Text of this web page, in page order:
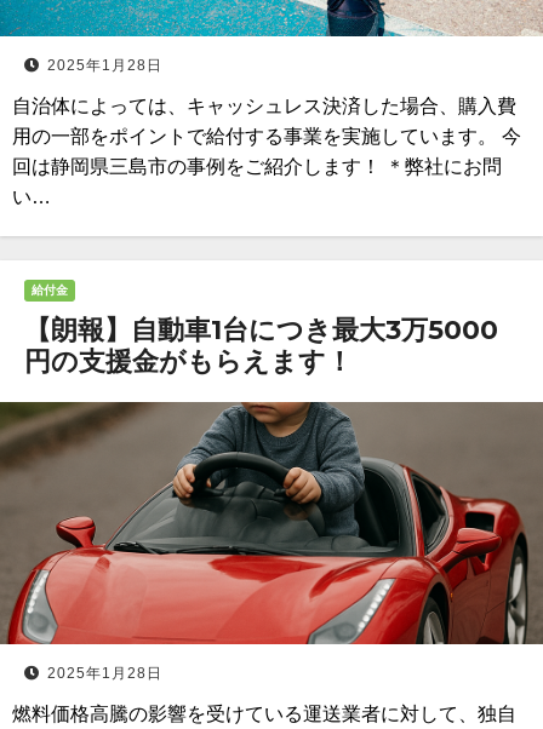
2025年1月28日
自治体によっては、キャッシュレス決済した場合、購入費
用の一部をポイントで給付する事業を実施しています。 今
回は静岡県三島市の事例をご紹介します！ ＊弊社にお問
い…
給付金
【朗報】自動車1台につき最大3万5000
円の支援金がもらえます！
2025年1月28日
燃料価格高騰の影響を受けている運送業者に対して、独自